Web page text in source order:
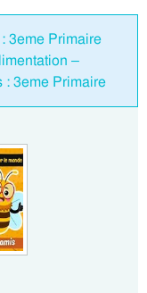
3eme Primaire
–
: 3eme Primaire